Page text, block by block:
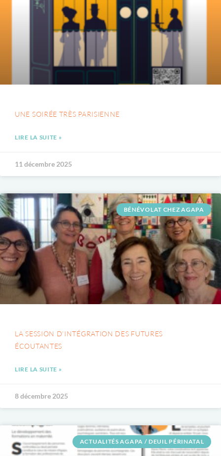
UNE SOIRÉE TRÈS PARISIENNE
LIRE LA SUITE »
11 décembre 2025
BÉNÉVOLAT CHEZ AGAPA
LA SESSION D’INTÉGRATION DES FUTURES
ÉCOUTANTES
LIRE LA SUITE »
8 décembre 2025
ACTUALITÉS AGAPA / DEUIL PÉRINATAL